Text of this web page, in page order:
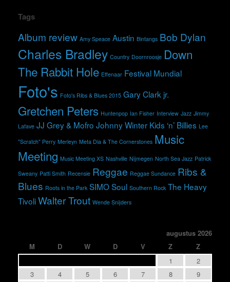
Tags
Album review Amy Speace Austin Bintangs Bob Dylan
Charles Bradley Country Doornroosje Down
The Rabbit Hole Effenaar Festival Mundial
Foto's Foto's Ribs & Blues 2015 Gary Clark jr.
Gretchen Peters Huntenpop Ian Fisher Interview Jazz Jimmy
Lafave JJ Grey & Mofro Johnny Winter Kids ‘n’ Billies Lee
"Scratch" Perry Merleyn Meta Dia & The Cornerstones Music
Meeting Music Meeting XS Nashville Nijmegen North Sea Jazz Patrick
Sweany Patti Smith Recensie Reggae Reggae Sundance Ribs &
Blues Roots in the Park SIMOSoul Southern Rock The Heavy
TivoliWalter Trout Wende Snijders
augustus 2026
M
D W D V Z
Z
1
2
3
4 5 6 7 8
9